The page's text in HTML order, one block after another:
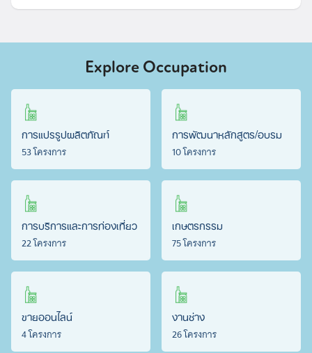
Explore Occupation
การแปรรูปผลิตภัณฑ์
53 โครงการ
การพัฒนาหลักสูตร/อบรม
10 โครงการ
การบริการและการท่องเที่ยว
22 โครงการ
เกษตรกรรม
75 โครงการ
ขายออนไลน์
4 โครงการ
งานช่าง
26 โครงการ